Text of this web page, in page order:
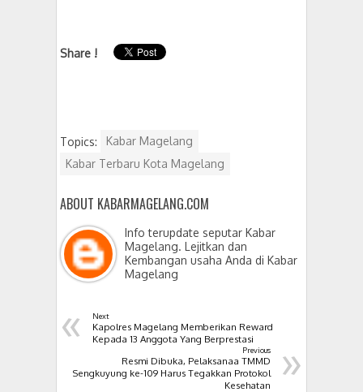
Share !
Topics:
Kabar Magelang
Kabar Terbaru Kota Magelang
ABOUT KABARMAGELANG.COM
Info terupdate seputar Kabar
Magelang. Lejitkan dan
Kembangan usaha Anda di Kabar
Magelang
« Next
Kapolres Magelang Memberikan Reward
Kepada 13 Anggota Yang Berprestasi
»
Previous
Resmi Dibuka, Pelaksanaa TMMD
Sengkuyung ke-109 Harus Tegakkan Protokol
Kesehatan